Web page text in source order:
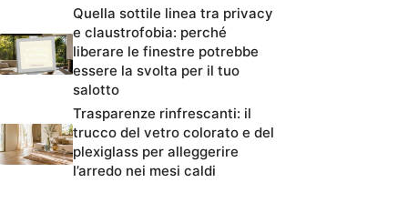
Quella sottile linea tra privacy
e claustrofobia: perché
liberare le finestre potrebbe
essere la svolta per il tuo
salotto
Trasparenze rinfrescanti: il
trucco del vetro colorato e del
plexiglass per alleggerire
l’arredo nei mesi caldi